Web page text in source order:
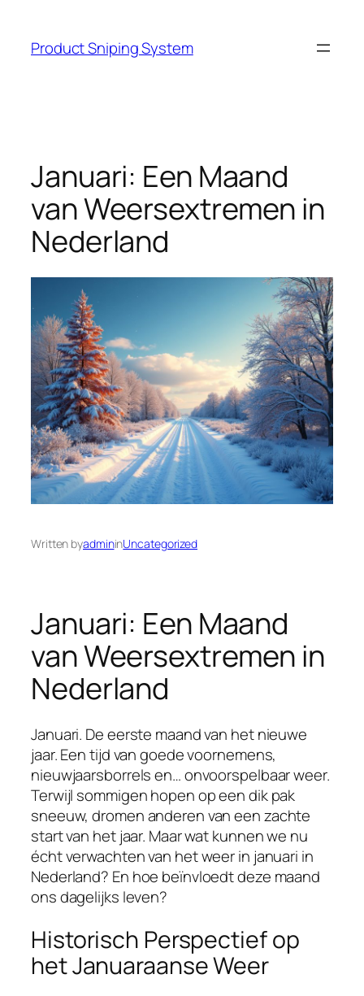
content
Product Sniping System
Januari: Een Maand
van Weersextremen in
Nederland
Written byadmininUncategorized
Januari: Een Maand
van Weersextremen in
Nederland
Januari. De eerste maand van het nieuwe
jaar. Een tijd van goede voornemens,
nieuwjaarsborrels en… onvoorspelbaar weer.
Terwijl sommigen hopen op een dik pak
sneeuw, dromen anderen van een zachte
start van het jaar. Maar wat kunnen we nu
écht verwachten van het weer in januari in
Nederland? En hoe beïnvloedt deze maand
ons dagelijks leven?
Historisch Perspectief op
het Januaraanse Weer